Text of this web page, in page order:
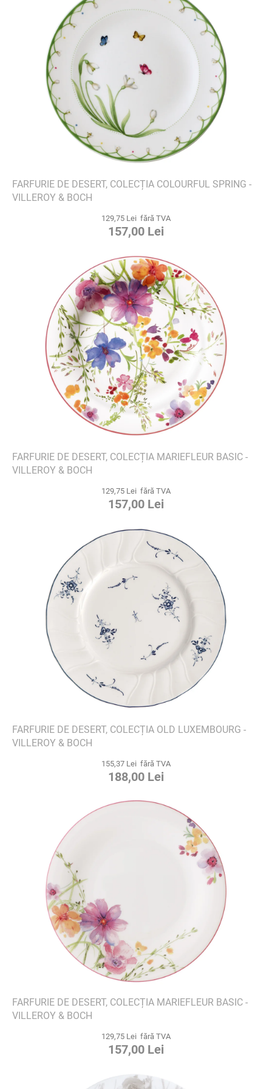
FARFURIE DE DESERT, COLECȚIA COLOURFUL SPRING -
VILLEROY & BOCH
129,75 Lei fără TVA
157,00 Lei
FARFURIE DE DESERT, COLECȚIA MARIEFLEUR BASIC -
VILLEROY & BOCH
129,75 Lei fără TVA
157,00 Lei
FARFURIE DE DESERT, COLECȚIA OLD LUXEMBOURG -
VILLEROY & BOCH
155,37 Lei fără TVA
188,00 Lei
FARFURIE DE DESERT, COLECȚIA MARIEFLEUR BASIC -
VILLEROY & BOCH
129,75 Lei fără TVA
157,00 Lei